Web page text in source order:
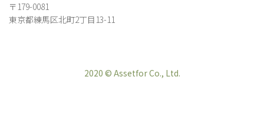
〒179-0081
東京都練馬区北町2丁目13-11
2020 © Assetfor Co., Ltd.